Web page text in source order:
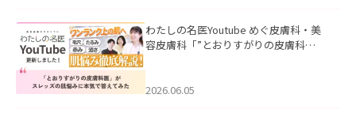
わたしの名医Youtube めぐ皮膚科・美
容皮膚科「”とおりすがりの皮膚科
2026.06.05